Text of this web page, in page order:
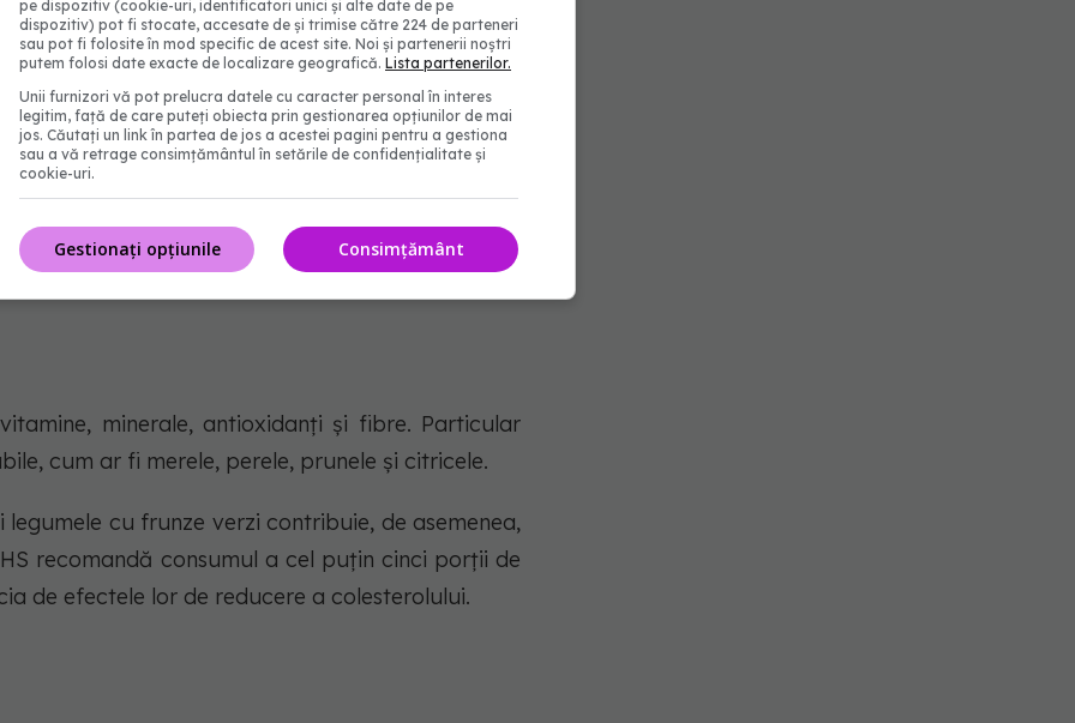
Freepik@graphixchon
pentru hipertensiunea arterială. Scade
minerale, antioxidanți și fibre. Particular
cum ar fi merele, perele, prunele și citricele.
cu frunze verzi contribuie, de asemenea,
recomandă consumul a cel puțin cinci porții de
de efectele lor de reducere a colesterolului.
pe dispozitiv (cookie-uri, identificatori unici și alte date de pe
dispozitiv) pot fi stocate, accesate de și trimise către 224 de parteneri
sau pot fi folosite în mod specific de acest site. Noi și partenerii noștri
putem folosi date exacte de localizare geografică. Lista partenerilor.
Unii furnizori vă pot prelucra datele cu caracter personal în interes
legitim, față de care puteți obiecta prin gestionarea opțiunilor de mai
jos. Căutați un link în partea de jos a acestei pagini pentru a gestiona
sau a vă retrage consimțământul în setările de confidențialitate și
cookie-uri.
Consimțământ
Gestionați opțiunile